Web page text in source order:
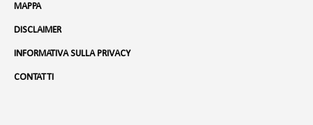
MAPPA
DISCLAIMER
INFORMATIVA SULLA PRIVACY
CONTATTI